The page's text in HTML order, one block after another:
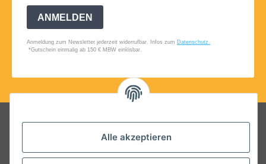
Alle akzeptieren
Folgt uns auf Social Media